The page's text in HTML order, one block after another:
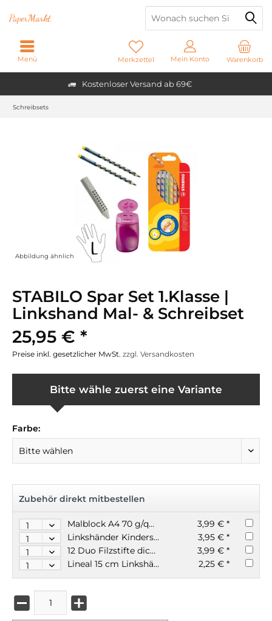
Kostenloser Versand ab 69€
PaperMarkt
Warenkorb
Merkzettel Mein Konto
Menü
Schreibsets
Abbildung ähnlich
STABILO Spar Set 1.Klasse |
Linkshand Mal- & Schreibset
25,95 € *
Preise inkl. gesetzlicher MwSt. zzgl. Versandkosten
Bitte wähle zuerst eine Variante
Farbe:
Zubehör direkt mitbestellen
Malblock A4 70 g/qm weiß Block 100 Blatt
3,99 € *
Linkshänder Kinderschere Softgrip spitz 13cm türkis
3,95 € *
12 Duo Filzstifte dicke+dünne Spitze
3,99 € *
Lineal 15 cm Linkshänder Kunststoff bruchsicher KUM
2,25 € *